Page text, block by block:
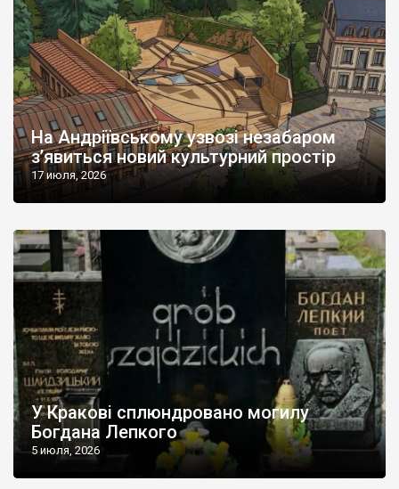
На Андріївському узвозі незабаром
з’явиться новий культурний простір
17 июля, 2026
У Кракові сплюндровано могилу
Богдана Лепкого
5 июля, 2026